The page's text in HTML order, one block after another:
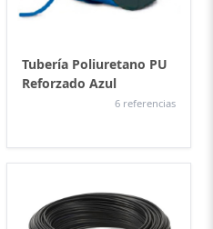
Tubería Poliuretano PU
Reforzado Azul
6 referencias